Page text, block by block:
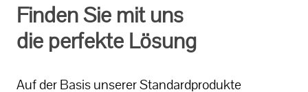
Finden Sie mit uns
die perfekte Lösung
Auf der Basis unserer Standardprodukte